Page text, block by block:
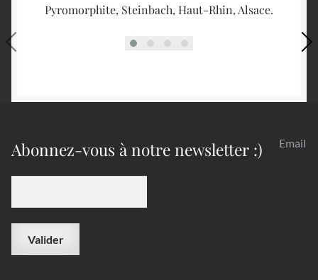
Pyromorphite, Steinbach, Haut-Rhin, Alsace.
Abonnez-vous à notre newsletter :) Email